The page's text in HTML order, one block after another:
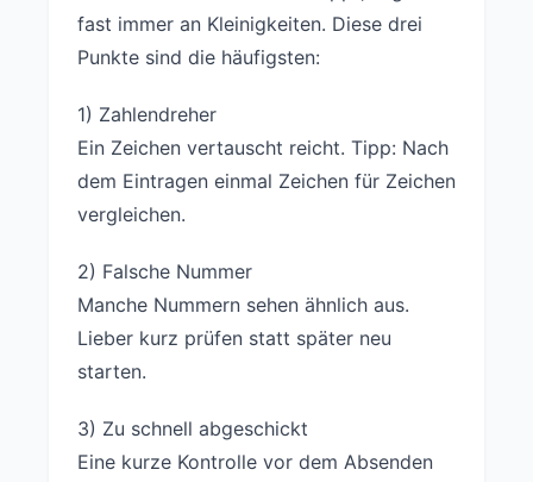
fast immer an Kleinigkeiten. Diese drei
Punkte sind die häufigsten:
1) Zahlendreher
Ein Zeichen vertauscht reicht. Tipp: Nach
dem Eintragen einmal Zeichen für Zeichen
vergleichen.
2) Falsche Nummer
Manche Nummern sehen ähnlich aus.
Lieber kurz prüfen statt später neu
starten.
3) Zu schnell abgeschickt
Eine kurze Kontrolle vor dem Absenden